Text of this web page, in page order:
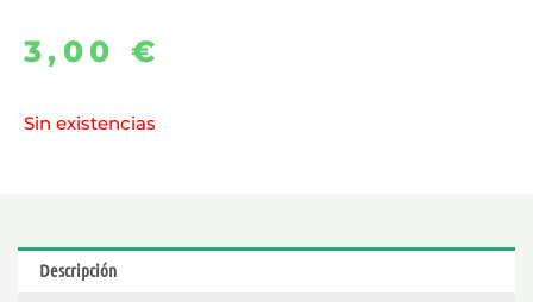
3,00 €
Sin existencias
Descripción